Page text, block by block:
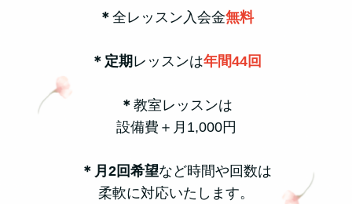
＊ 全レッスン入会金無料
＊定期 レッスンは年間44回
＊ 教室レッスンは
設備費＋月1,000円
＊月2回希望など時間や回数は
柔軟に対応いたします。